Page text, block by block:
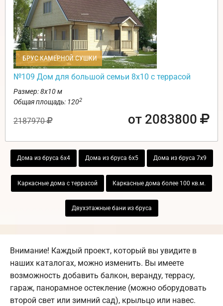
БРУС КАМЕРНОЙ СУШКИ
№109 Дом для большой семьи 8х10 с террасой
Размер: 8х10 м
Общая площадь: 1202
2187970 от 2083800
Дома из бруса 6х4 Дома из бруса 6х5 Дома из бруса 7х9
Каркасные дома с террасой Каркасные дома более 100 кв.м.
Двухэтажные бани из бруса
Внимание! Каждый проект, который вы увидите в
наших каталогах, можно изменить. Вы имеете
возможность добавить балкон, веранду, террасу,
гараж, панорамное остекление (можно оборудовать
второй свет или зимний сад), крыльцо или навес.